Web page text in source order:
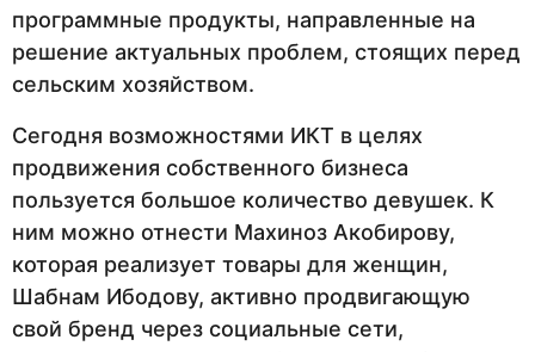
программные продукты, направленные на
решение актуальных проблем, стоящих перед
сельским хозяйством.
Сегодня возможностями ИКТ в целях
продвижения собственного бизнеса
пользуется большое количество девушек. К
ним можно отнести Махиноз Акобирову,
которая реализует товары для женщин,
Шабнам Ибодову, активно продвигающую
свой бренд через социальные сети,